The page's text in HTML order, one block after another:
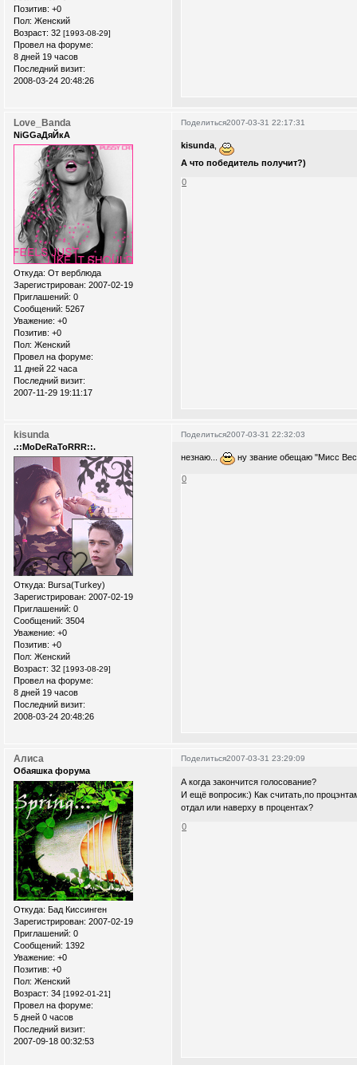
Позитив: +0
Пол: Женский
Возраст: 32 [1993-08-29]
Провел на форуме:
8 дней 19 часов
Последний визит:
2008-03-24 20:48:26
Поделиться2007-03-31 22:17:31
Love_Banda
NiGGaДяЙкА
Откуда: От верблюда
Зарегистрирован: 2007-02-19
Приглашений: 0
Сообщений: 5267
Уважение: +0
Позитив: +0
Пол: Женский
Провел на форуме:
11 дней 22 часа
Последний визит:
2007-11-29 19:11:17
kisunda
А что победитель получит?)
0
Поделиться2007-03-31 22:32:03
kisunda
.::MoDeRaToRRR::.
Откуда: Bursa(Turkey)
Зарегистрирован: 2007-02-19
Приглашений: 0
Сообщений: 3504
Уважение: +0
Позитив: +0
Пол: Женский
Возраст: 32 [1993-08-29]
Провел на форуме:
8 дней 19 часов
Последний визит:
2008-03-24 20:48:26
незнаю... ну звание обещаю "Мисс
0
Поделиться2007-03-31 23:29:09
Алиса
Обаяшка форума
Откуда: Бад Киссинген
Зарегистрирован: 2007-02-19
Приглашений: 0
Сообщений: 1392
Уважение: +0
Позитив: +0
Пол: Женский
Возраст: 34 [1992-01-21]
Провел на форуме:
5 дней 0 часов
Последний визит:
2007-09-18 00:32:53
А когда закончится голосование?
И ещё вопросик:) Как считать,по
отдал или наверху в процентах?
0